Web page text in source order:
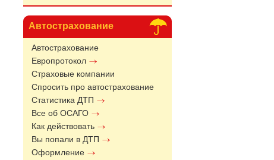
Автострахование
Автострахование
Европротокол
Страховые компании
Спросить про автострахование
Статистика ДТП
Все об ОСАГО
Как действовать
Вы попали в ДТП
Оформление